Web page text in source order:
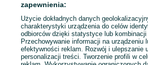
zapewnienia:
Użycie dokładnych danych
charakterystyki urządzenia do celów
odbiorców dzięki statystyce lub kombinacji
Przechowywanie informacji na urządzeniu
efektywności reklam. Rozwój i ulepszanie
personalizacji treści. Tworzenie profili w